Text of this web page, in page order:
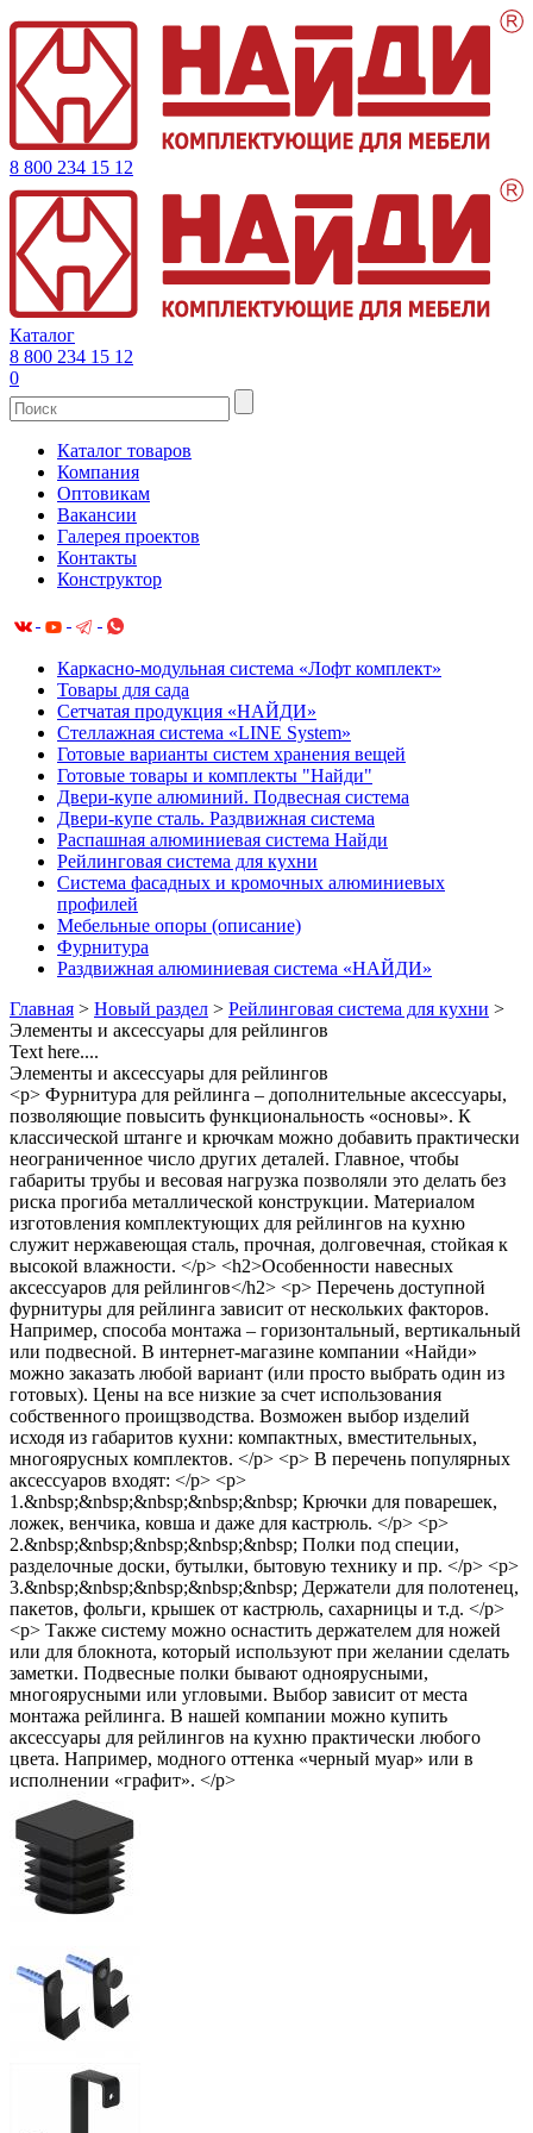
8 800 234 15 12
Каталог
8 800 234 15 12
0
Каталог товаров
Компания
Оптовикам
Вакансии
Галерея проектов
Контакты
Конструктор
Каркасно-модульная система «Лофт комплект»
Товары для сада
Сетчатая продукция «НАЙДИ»
Cтеллажная система «LINE System»
Готовые варианты систем хранения вещей
Готовые товары и комплекты "Найди"
Двери-купе алюминий. Подвесная система
Двери-купе сталь. Раздвижная система
Распашная алюминиевая система Найди
Рейлинговая система для кухни
Система фасадных и кромочных алюминиевых
профилей
Мебельные опоры (описание)
Фурнитура
Раздвижная алюминиевая система «НАЙДИ»
Главная > Новый раздел > Рейлинговая система для кухни >
Элементы и аксессуары для рейлингов
Text here....
Элементы и аксессуары для рейлингов
<p> Фурнитура для рейлинга – дополнительные аксессуары,
позволяющие повысить функциональность «основы». К
классической штанге и крючкам можно добавить практически
неограниченное число других деталей. Главное, чтобы
габариты трубы и весовая нагрузка позволяли это делать без
риска прогиба металлической конструкции. Материалом
изготовления комплектующих для рейлингов на кухню
служит нержавеющая сталь, прочная, долговечная, стойкая к
высокой влажности. </p> <h2>Особенности навесных
аксессуаров для рейлингов</h2> <p> Перечень доступной
фурнитуры для рейлинга зависит от нескольких факторов.
Например, способа монтажа – горизонтальный, вертикальный
или подвесной. В интернет-магазине компании «Найди»
можно заказать любой вариант (или просто выбрать один из
готовых). Цены на все низкие за счет использования
собственного проищзводства. Возможен выбор изделий
исходя из габаритов кухни: компактных, вместительных,
многоярусных комплектов. </p> <p> В перечень популярных
аксессуаров входят: </p> <p>
1.&nbsp;&nbsp;&nbsp;&nbsp;&nbsp; Крючки для поварешек,
ложек, венчика, ковша и даже для кастрюль. </p> <p>
2.&nbsp;&nbsp;&nbsp;&nbsp;&nbsp; Полки под специи,
разделочные доски, бутылки, бытовую технику и пр. </p> <p>
3.&nbsp;&nbsp;&nbsp;&nbsp;&nbsp; Держатели для полотенец,
пакетов, фольги, крышек от кастрюль, сахарницы и т.д. </p>
<p> Также систему можно оснастить держателем для ножей
или для блокнота, который используют при желании сделать
заметки. Подвесные полки бывают одноярусными,
многоярусными или угловыми. Выбор зависит от места
монтажа рейлинга. В нашей компании можно купить
аксессуары для рейлингов на кухню практически любого
цвета. Например, модного оттенка «черный муар» или в
исполнении «графит». </p>